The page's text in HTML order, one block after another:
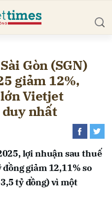
Gòn (SGN)
giảm 12%,
Vietjet
nhất
lợi nhuận sau thuế
giảm 12,11% so
tỷ đồng) vì một